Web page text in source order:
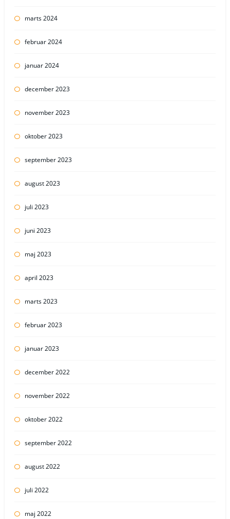
marts 2024
februar 2024
januar 2024
december 2023
november 2023
oktober 2023
september 2023
august 2023
juli 2023
juni 2023
maj 2023
april 2023
marts 2023
februar 2023
januar 2023
december 2022
november 2022
oktober 2022
september 2022
august 2022
juli 2022
maj 2022